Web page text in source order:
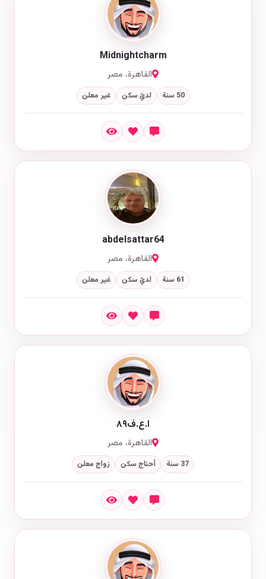
Midnightcharm
القاهرة، مصر
50 سنة لديّ سكن غير معلن
abdelsattar64
القاهرة، مصر
61 سنة لديّ سكن غير معلن
ا.ع.ف٨٩
القاهرة، مصر
37 سنة أحتاج سكن زواج معلن